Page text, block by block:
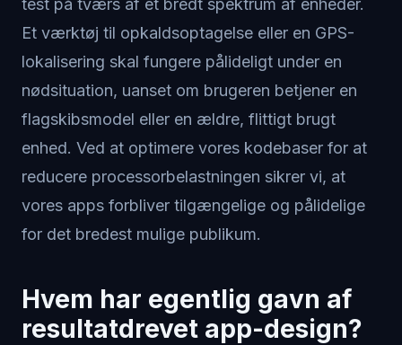
test på tværs af et bredt spektrum af enheder.
Et værktøj til opkaldsoptagelse eller en GPS-
lokalisering skal fungere pålideligt under en
nødsituation, uanset om brugeren betjener en
flagskibsmodel eller en ældre, flittigt brugt
enhed. Ved at optimere vores kodebaser for at
reducere processorbelastningen sikrer vi, at
vores apps forbliver tilgængelige og pålidelige
for det bredest mulige publikum.
Hvem har egentlig gavn af
resultatdrevet app-design?